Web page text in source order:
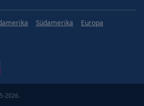
Südamerika
Europa
2026.